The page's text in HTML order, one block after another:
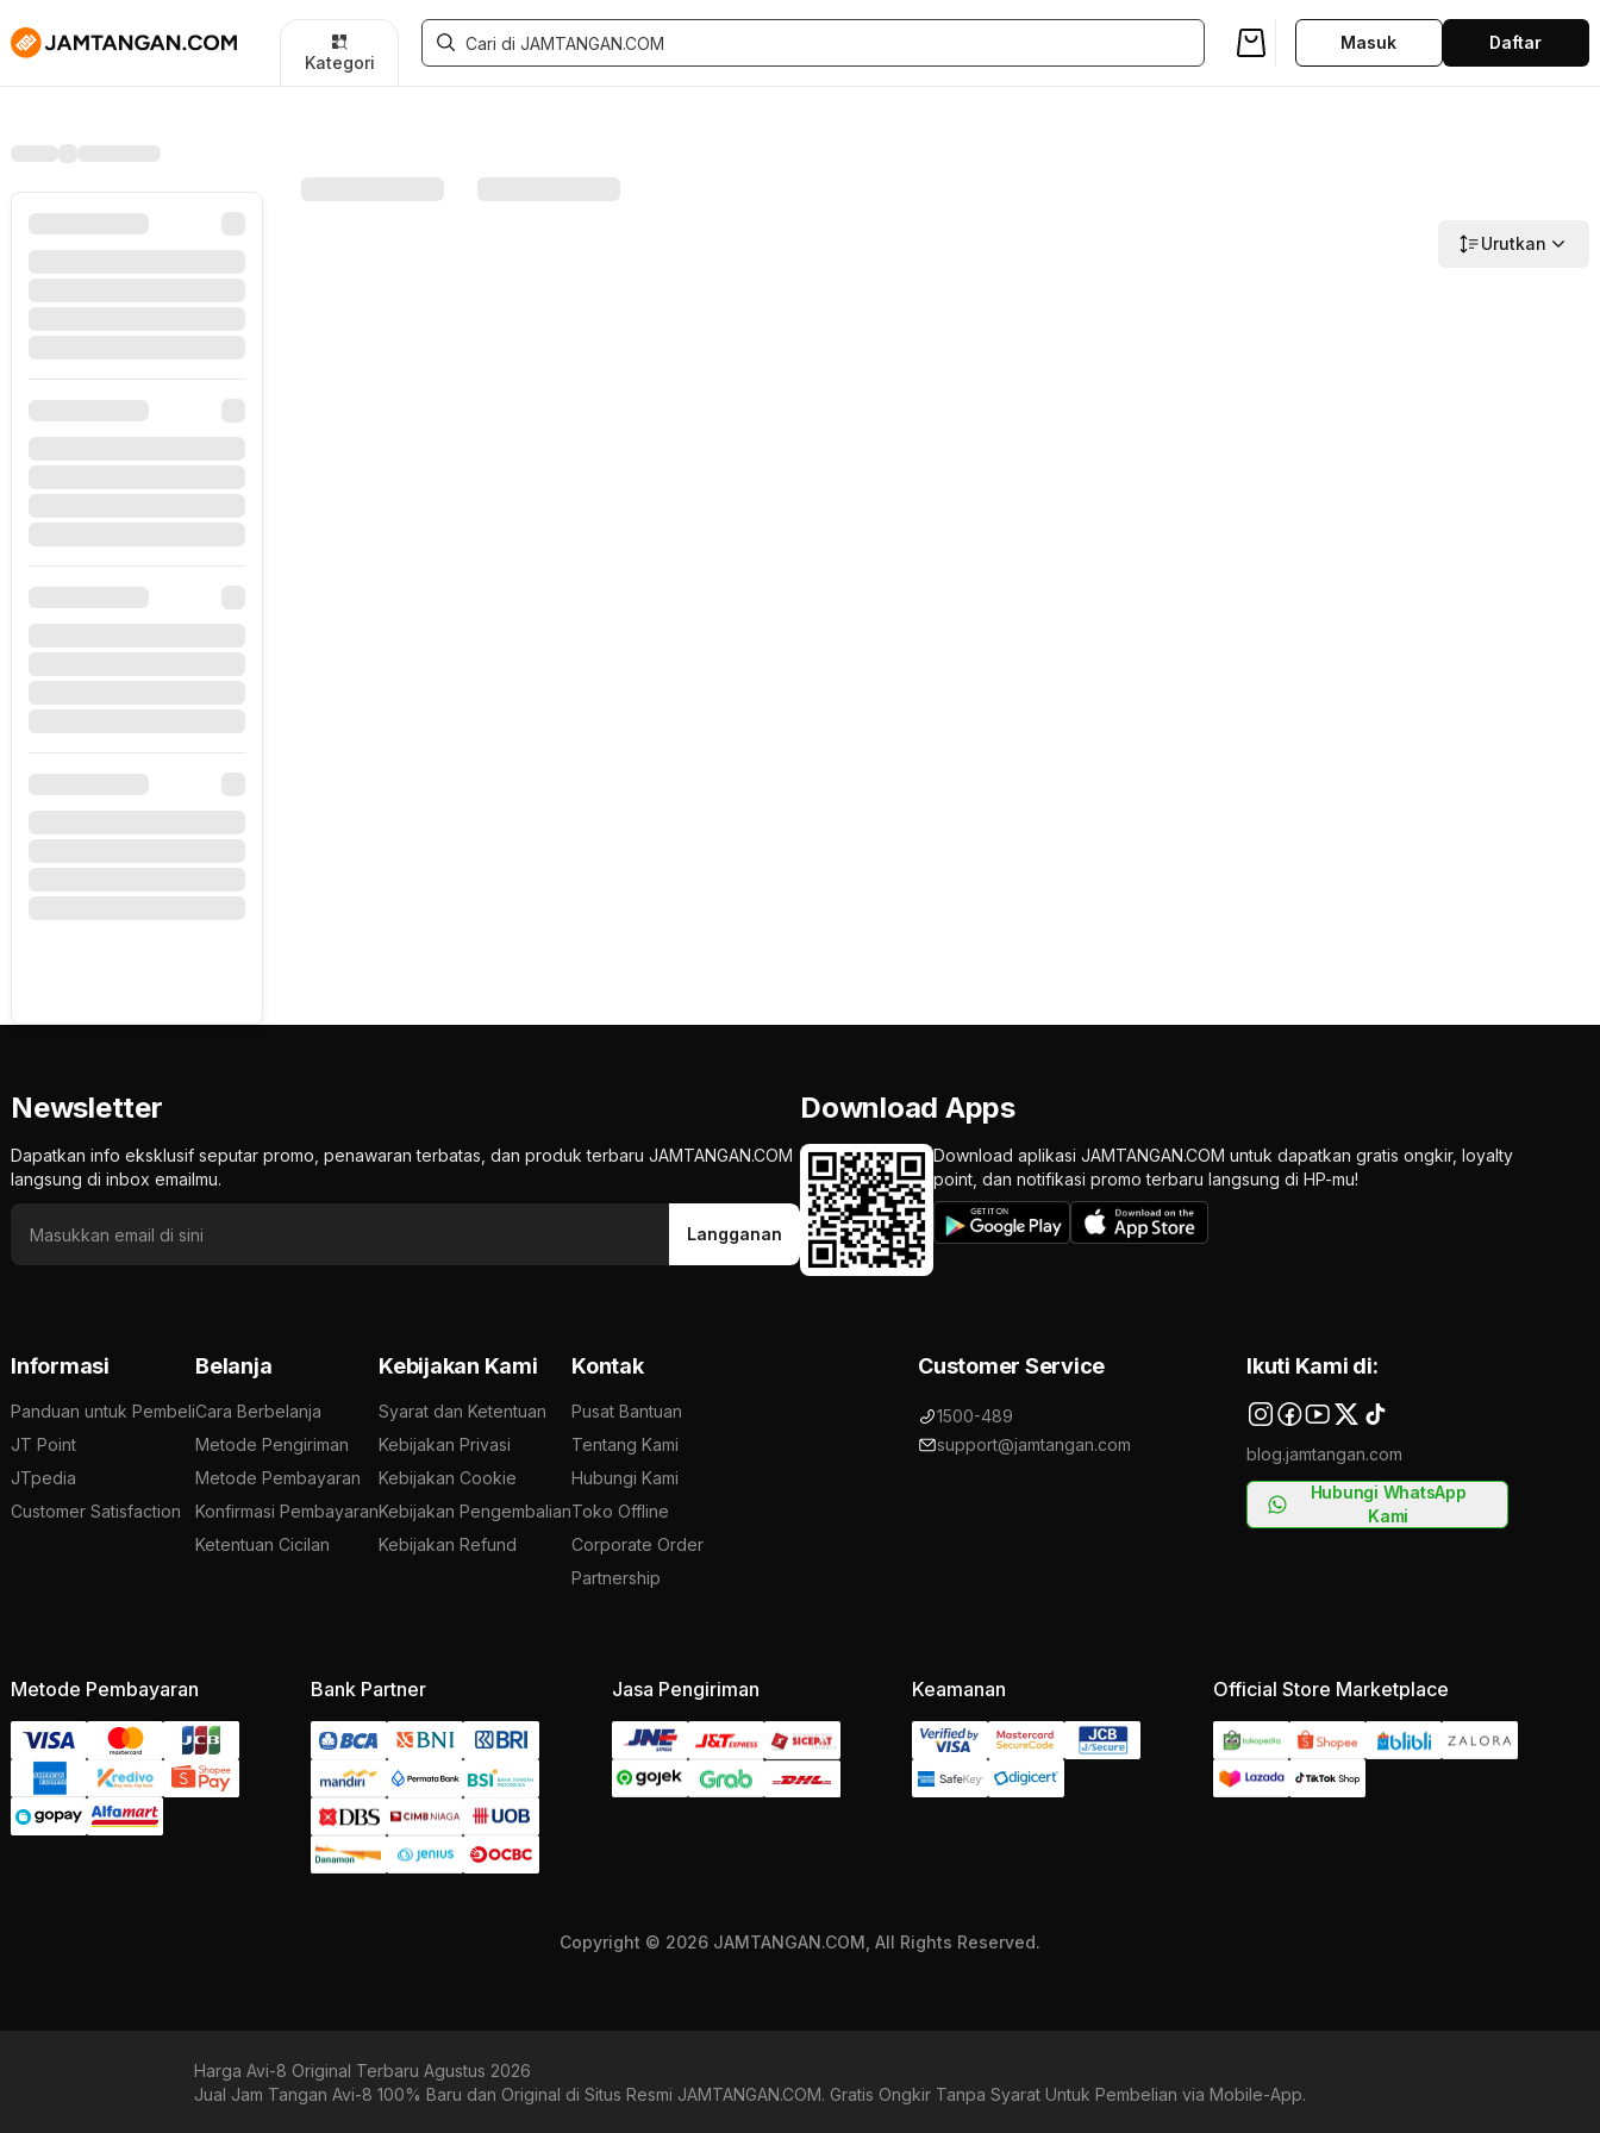
Newsletter
Dapatkan info eksklusif seputar promo, penawaran terbatas, dan produk terbaru JAMTANGAN.COM
langsung di inbox emailmu.
Langganan
Download Apps
Download aplikasi JAMTANGAN.COM untuk dapatkan gratis ongkir, loyalty
point, dan notifikasi promo terbaru langsung di HP-mu!
Informasi
Panduan untuk Pembeli
JT Point
JTpedia
Customer Satisfaction
Belanja
Cara Berbelanja
Metode Pengiriman
Metode Pembayaran
Konfirmasi Pembayaran
Ketentuan Cicilan
Kebijakan Kami
Syarat dan Ketentuan
Kebijakan Privasi
Kebijakan Cookie
Kebijakan Pengembalian
Kebijakan Refund
Kontak
Pusat Bantuan
Tentang Kami
Hubungi Kami
Toko Offline
Corporate Order
Partnership
Customer Service
1500-489
support@jamtangan.com
Ikuti Kami di:
blog.jamtangan.com
Hubungi WhatsApp
Kami
Metode Pembayaran Bank Partner Jasa Pengiriman Keamanan Official Store Marketplace
Copyright © 2026 JAMTANGAN.COM, All Rights Reserved.
Harga Avi-8 Original Terbaru Agustus 2026
Jual Jam Tangan Avi-8 100% Baru dan Original di Situs Resmi JAMTANGAN.COM. Gratis Ongkir Tanpa Syarat Untuk Pembelian via Mobile-App.
Kategori
Masuk Daftar
Urutkan